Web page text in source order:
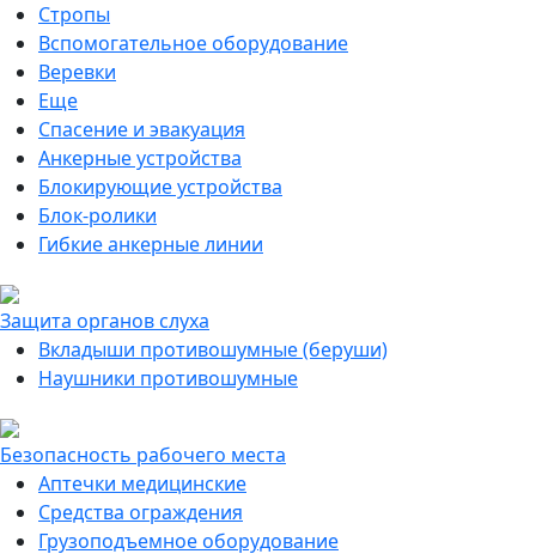
Стропы
Вспомогательное оборудование
Веревки
Еще
Спасение и эвакуация
Анкерные устройства
Блокирующие устройства
Блок-ролики
Гибкие анкерные линии
Защита органов слуха
Вкладыши противошумные (беруши)
Наушники противошумные
Безопасность рабочего места
Аптечки медицинские
Средства ограждения
Грузоподъемное оборудование